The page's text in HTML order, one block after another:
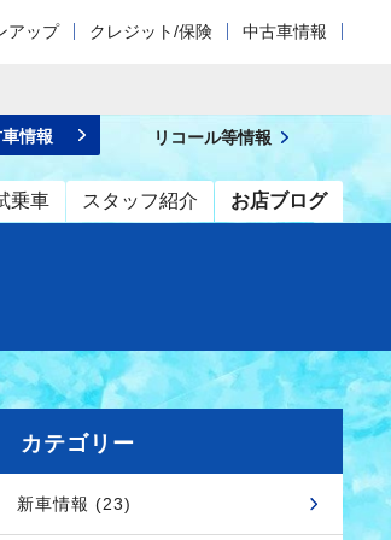
アップ クレジット/保険 中古車情報
乗車 スタッフ紹介 お店ブログ
情報 リコール等情報
カテゴリー
新車情報 (23)